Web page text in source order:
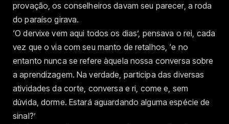
provação, os conselheiros davam seu parecer, a roda
do paraíso girava.
‘O dervixe vem aqui todos os dias’, pensava o rei, cada
vez que o via com seu manto de retalhos, ‘e no
entanto nunca se refere àquela nossa conversa sobre
a aprendizagem. Na verdade, participa das diversas
atividades da corte, conversa e ri, come e, sem
dúvida, dorme. Estará aguardando alguma espécie de
sinal?’